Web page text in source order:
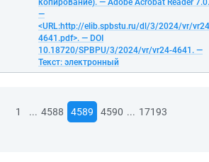
копирование). — Adobe Acrobat Reader 7.0.
—
<URL:http://elib.spbstu.ru/dl/3/2024/vr/
4641.pdf>. — DOI
10.18720/SPBPU/3/2024/vr/vr24-4641. —
Текст: электронный
1 ... 4588 4589 4590 ... 17193